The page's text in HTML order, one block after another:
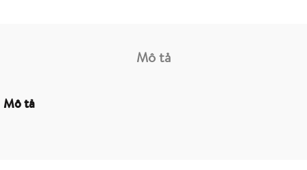
Mô tả
Mô tả